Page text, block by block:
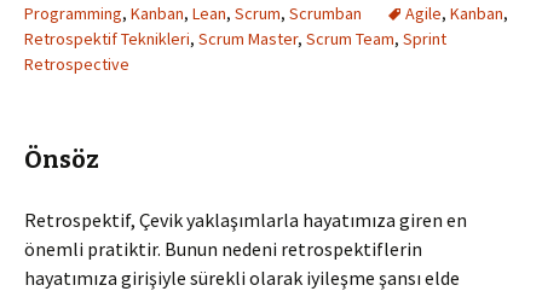
Programming, Kanban, Lean, Scrum, Scrumban Agile, Kanban,
Retrospektif Teknikleri, Scrum Master, Scrum Team, Sprint
Retrospective
Önsöz
Retrospektif, Çevik yaklaşımlarla hayatımıza giren en
önemli pratiktir. Bunun nedeni retrospektiflerin
hayatımıza girişiyle sürekli olarak iyileşme şansı elde